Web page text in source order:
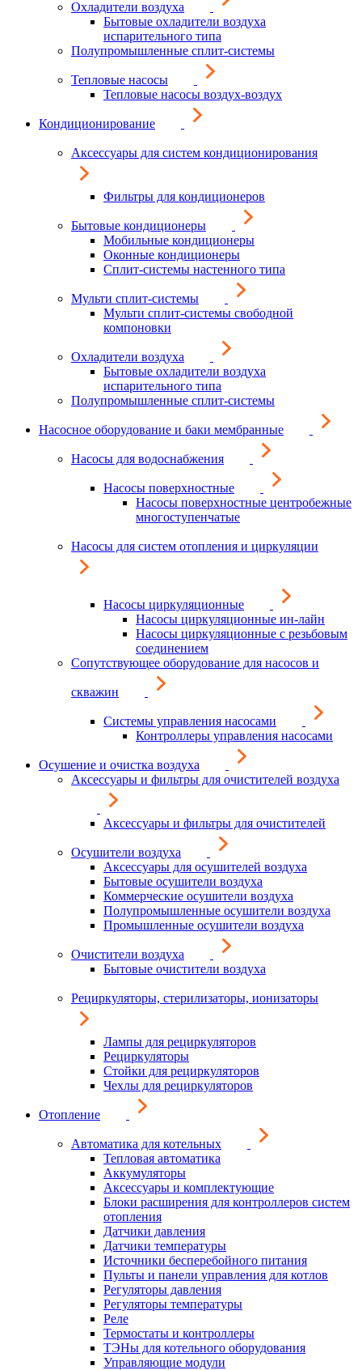
Охладители воздуха
Бытовые охладители воздуха
испарительного типа
Полупромышленные сплит-системы
Тепловые насосы
Тепловые насосы воздух-воздух
Кондиционирование
Аксессуары для систем кондиционирования
Фильтры для кондиционеров
Бытовые кондиционеры
Мобильные кондиционеры
Оконные кондиционеры
Сплит-системы настенного типа
Мульти сплит-системы
Мульти сплит-системы свободной
компоновки
Охладители воздуха
Бытовые охладители воздуха
испарительного типа
Полупромышленные сплит-системы
Насосное оборудование и баки мембранные
Насосы для водоснабжения
Насосы поверхностные
Насосы поверхностные центробежные
многоступенчатые
Насосы для систем отопления и циркуляции
Насосы циркуляционные
Насосы циркуляционные ин-лайн
Насосы циркуляционные с резьбовым
соединением
Сопутствующее оборудование для насосов и
скважин
Системы управления насосами
Контроллеры управления насосами
Осушение и очистка воздуха
Аксессуары и фильтры для очистителей воздуха
Аксессуары и фильтры для очистителей
Осушители воздуха
Аксессуары для осушителей воздуха
Бытовые осушители воздуха
Коммерческие осушители воздуха
Полупромышленные осушители воздуха
Промышленные осушители воздуха
Очистители воздуха
Бытовые очистители воздуха
Рециркуляторы, стерилизаторы, ионизаторы
Лампы для рециркуляторов
Рециркуляторы
Стойки для рециркуляторов
Чехлы для рециркуляторов
Отопление
Автоматика для котельных
Тепловая автоматика
Аккумуляторы
Аксессуары и комплектующие
Блоки расширения для контроллеров систем
отопления
Датчики давления
Датчики температуры
Источники бесперебойного питания
Пульты и панели управления для котлов
Регуляторы давления
Регуляторы температуры
Реле
Термостаты и контроллеры
ТЭНы для котельного оборудования
Управляющие модули